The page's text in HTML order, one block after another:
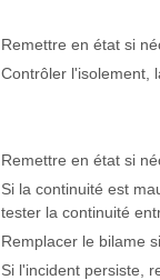
Remettre en état si
Contrôler l'isolement,
Remettre en état si
Si la continuité est
tester la continuité
Remplacer le bilame
Si l'incident persiste,